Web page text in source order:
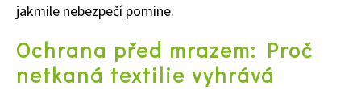
Naše krásná zahrada
jakmile nebezpečí pomine.
Ochrana před mrazem: Proč
netkaná textilie vyhrává